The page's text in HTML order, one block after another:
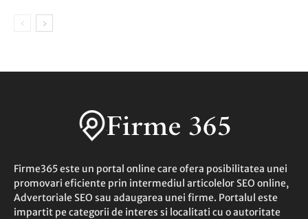
Firme365 este un portal online care ofera posibilitatea unei
promovari eficiente prin intermediul articolelor SEO online,
Advertoriale SEO sau adaugarea unei firme. Portalul este
impartit pe categorii de interes si localitati cu o autoritate